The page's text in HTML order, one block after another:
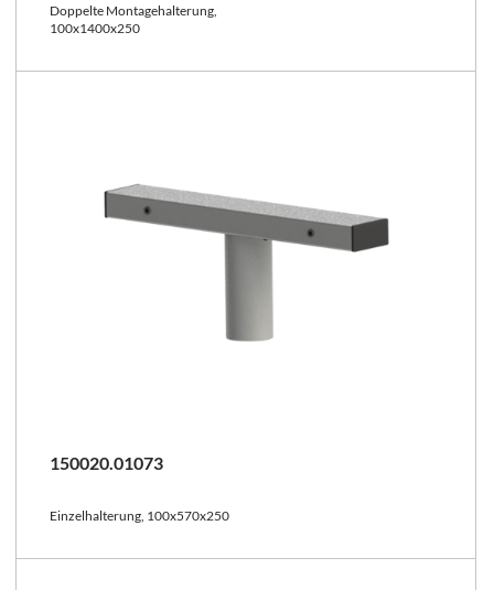
Doppelte Montagehalterung,
100x1400x250
150020.01073
Einzelhalterung, 100x570x250